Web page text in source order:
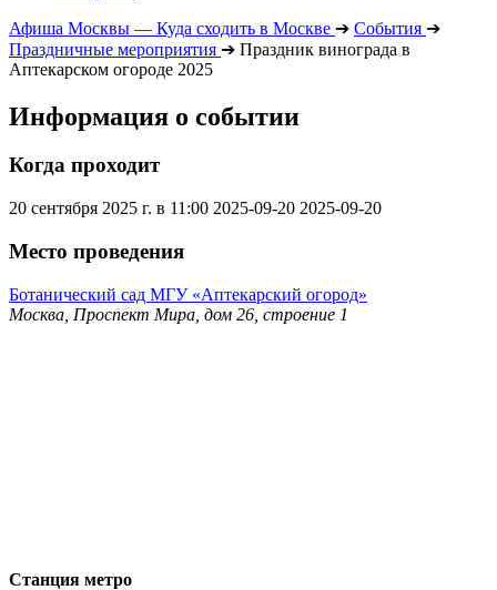
Афиша Москвы — Куда сходить в Москве ➔ События ➔
Праздничные мероприятия ➔ Праздник винограда в
Аптекарском огороде 2025
Информация о событии
Когда проходит
20 сентября 2025 г. в 11:00 2025-09-20 2025-09-20
Место проведения
Ботанический сад МГУ «Аптекарский огород»
Москва, Проспект Мира, дом 26, строение 1
Станция метро